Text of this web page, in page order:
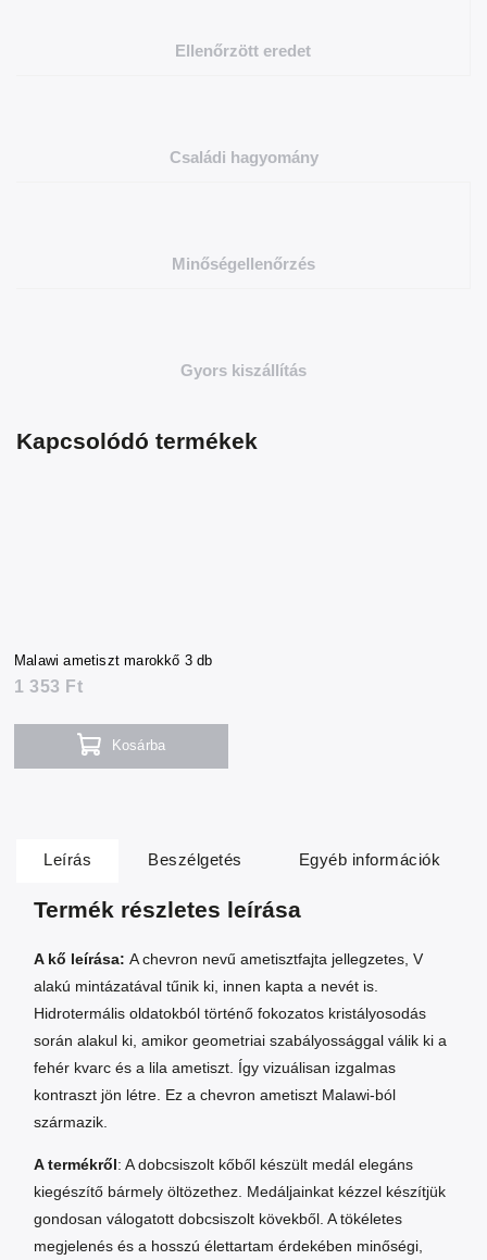
Ellenőrzött eredet
Családi hagyomány
Minőségellenőrzés
Gyors kiszállítás
Kapcsolódó termékek
Malawi ametiszt marokkő 3 db
1 353 Ft
Kosárba
Leírás Beszélgetés Egyéb információk
Termék részletes leírása
A kő leírása: A chevron nevű ametisztfajta jellegzetes, V
alakú mintázatával tűnik ki, innen kapta a nevét is.
Hidrotermális oldatokból történő fokozatos kristályosodás
során alakul ki, amikor geometriai szabályossággal válik ki a
fehér kvarc és a lila ametiszt. Így vizuálisan izgalmas
kontraszt jön létre. Ez a chevron ametiszt Malawi-ból
származik.
A termékről: A dobcsiszolt kőből készült medál elegáns
kiegészítő bármely öltözethez. Medáljainkat kézzel készítjük
gondosan válogatott dobcsiszolt kövekből. A tökéletes
megjelenés és a hosszú élettartam érdekében minőségi,